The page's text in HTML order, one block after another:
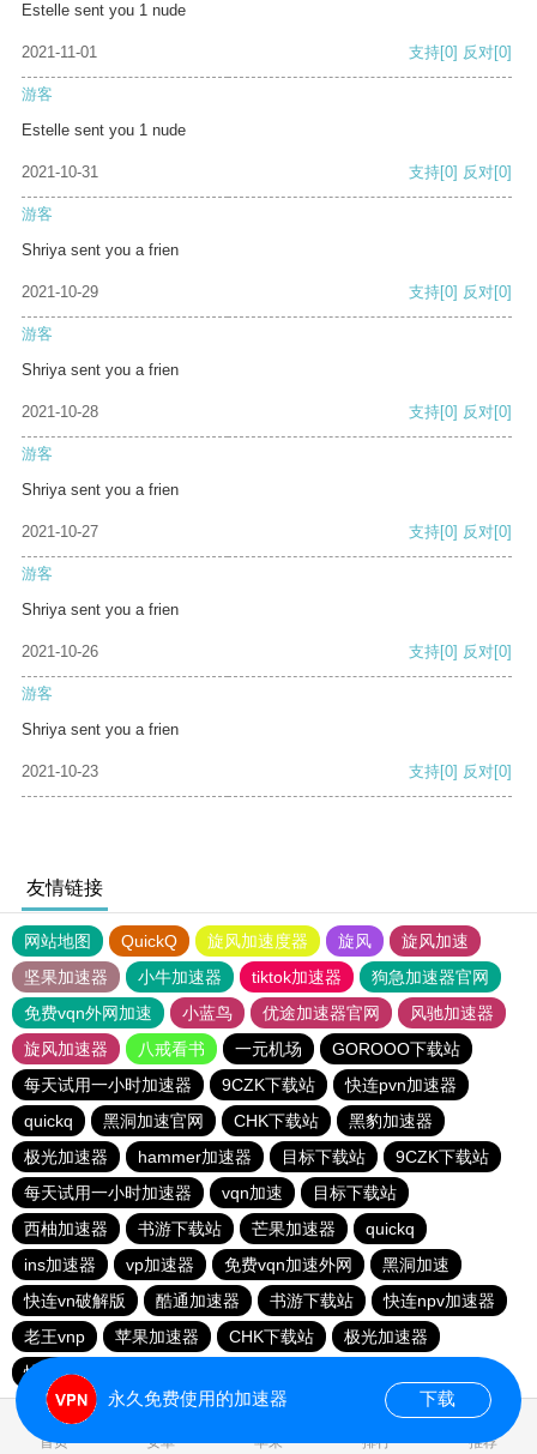
Estelle sent you 1 nude
2021-11-01 支持[0] 反对[0]
游客
Estelle sent you 1 nude
2021-10-31 支持[0] 反对[0]
游客
Shriya sent you a frien
2021-10-29 支持[0] 反对[0]
游客
Shriya sent you a frien
2021-10-28 支持[0] 反对[0]
游客
Shriya sent you a frien
2021-10-27 支持[0] 反对[0]
游客
Shriya sent you a frien
2021-10-26 支持[0] 反对[0]
游客
Shriya sent you a frien
2021-10-23 支持[0] 反对[0]
友情链接
网站地图 QuickQ 旋风加速度器 旋风
旋风加速
坚果加速器
小牛加速器 tiktok加速器
狗急加速器官网
免费vqn外网加速
小蓝鸟 优途加速器官网
风驰加速器
旋风加速器
八戒看书 一元机场
GOROOO下载站
每天试用一小时加速器
9CZK下载站
快连pvn加速器
quickq
黑洞加速官网 CHK下载站
黑豹加速器
极光加速器
hammer加速器 目标下载站
9CZK下载站
每天试用一小时加速器
vqn加速
目标下载站
西柚加速器
书游下载站 芒果加速器
quickq
ins加速器
vp加速器 免费vqn加速外网
黑洞加速
快连vn破解版
酷通加速器 书游下载站
快连npv加速器
老王vnp
苹果加速器 CHK下载站
极光加速器
快橙加速器
首页 安卓 苹果 排行 推荐
永久免费使用的加速器 下载
0.165956s